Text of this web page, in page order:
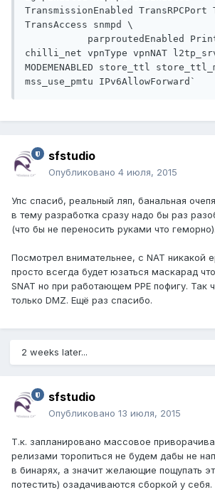
TransmissionEnabled
TransAccess snmpd \
chilli_net vpnType vpnNAT
MODEMENABLED store_ttl
sfstudio
Опубликовано 4 июля, 2015
Упс спасиб, реальный ляп, банальная
в тему разработка сразу надо бы раз
(что бы не переносить руками что геморно).
Посмотрел внимательнее, с NAT никакой
просто всегда будет юзаться маскарад
SNAT но при работающем PPE пофигу. Так
только DMZ. Ещё раз спасибо.
2 weeks later...
sfstudio
Опубликовано 13 июля, 2015
Т.к. запланировано массовое
релизами торопиться не будем дабы не
в бинарях, а значит желающие пощупать
потестить) озадачиваются сборкой у